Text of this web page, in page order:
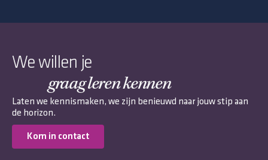
We willen je
graag leren kennen
Laten we kennismaken, we zijn benieuwd naar jouw stip aan
de horizon.
Kom in contact